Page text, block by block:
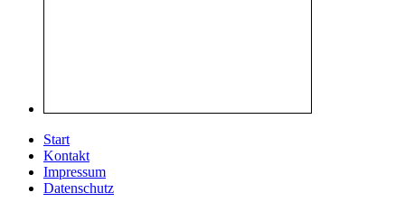
Start
Kontakt
Impressum
Datenschutz